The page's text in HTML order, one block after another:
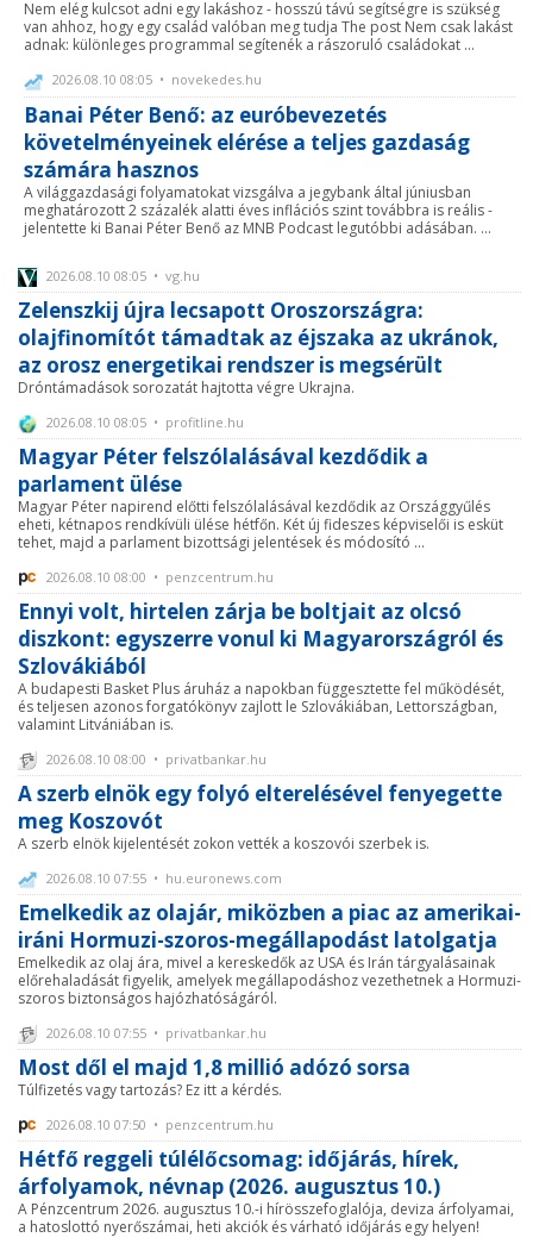
Nem elég kulcsot adni egy lakáshoz - hosszú távú segítségre is szükség
van ahhoz, hogy egy család valóban meg tudja The post Nem csak lakást
adnak: különleges programmal segítenék a rászoruló családokat ...
2026.08.10 08:05 • novekedes.hu
Banai Péter Benő: az euróbevezetés
követelményeinek elérése a teljes gazdaság
számára hasznos
A világgazdasági folyamatokat vizsgálva a jegybank által júniusban
meghatározott 2 százalék alatti éves inflációs szint továbbra is reális -
jelentette ki Banai Péter Benő az MNB Podcast legutóbbi adásában. ...
2026.08.10 08:05 • vg.hu
Zelenszkij újra lecsapott Oroszországra:
olajfinomítót támadtak az éjszaka az ukránok,
az orosz energetikai rendszer is megsérült
Dróntámadások sorozatát hajtotta végre Ukrajna.
2026.08.10 08:05 • profitline.hu
Magyar Péter felszólalásával kezdődik a
parlament ülése
Magyar Péter napirend előtti felszólalásával kezdődik az Országgyűlés
eheti, kétnapos rendkívüli ülése hétfőn. Két új fideszes képviselői is esküt
tehet, majd a parlament bizottsági jelentések és módosító ...
2026.08.10 08:00 • penzcentrum.hu
Ennyi volt, hirtelen zárja be boltjait az olcsó
diszkont: egyszerre vonul ki Magyarországról és
Szlovákiából
A budapesti Basket Plus áruház a napokban függesztette fel működését,
és teljesen azonos forgatókönyv zajlott le Szlovákiában, Lettországban,
valamint Litvániában is.
2026.08.10 08:00 • privatbankar.hu
A szerb elnök egy folyó elterelésével fenyegette
meg Koszovót
A szerb elnök kijelentését zokon vették a koszovói szerbek is.
2026.08.10 07:55 • hu.euronews.com
Emelkedik az olajár, miközben a piac az amerikai-
iráni Hormuzi-szoros-megállapodást latolgatja
Emelkedik az olaj ára, mivel a kereskedők az USA és Irán tárgyalásainak
előrehaladását figyelik, amelyek megállapodáshoz vezethetnek a Hormuzi-
szoros biztonságos hajózhatóságáról.
2026.08.10 07:55 • privatbankar.hu
Most dől el majd 1,8 millió adózó sorsa
Túlfizetés vagy tartozás? Ez itt a kérdés.
2026.08.10 07:50 • penzcentrum.hu
Hétfő reggeli túlélőcsomag: időjárás, hírek,
árfolyamok, névnap (2026. augusztus 10.)
A Pénzcentrum 2026. augusztus 10.-i hírösszefoglalója, deviza árfolyamai,
a hatoslottó nyerőszámai, heti akciók és várható időjárás egy helyen!